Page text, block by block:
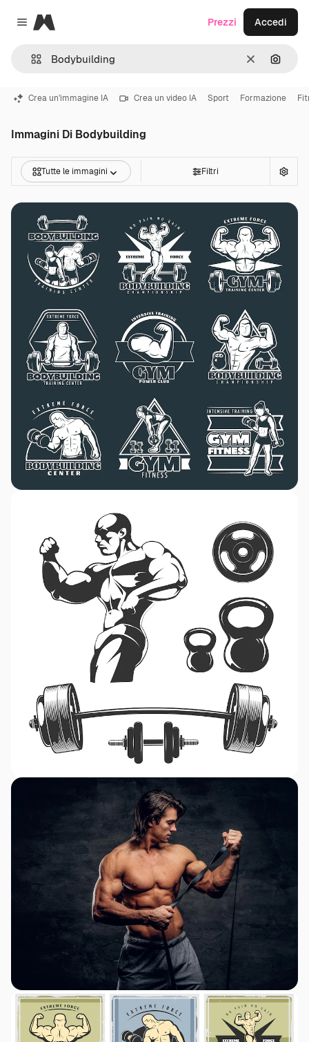
Close menu
Magnific
CancellaCerca
Prezzi Accedi
Crea un'immagine IA Crea un video IA Sport Formazione
Immagini Di Bodybuilding
Tutte le immagini Filtri